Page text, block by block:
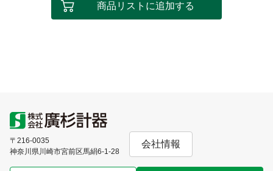
商品リストに追加する
〒216-0035
神奈川県川崎市宮前区馬絹6-1-28
会社情報